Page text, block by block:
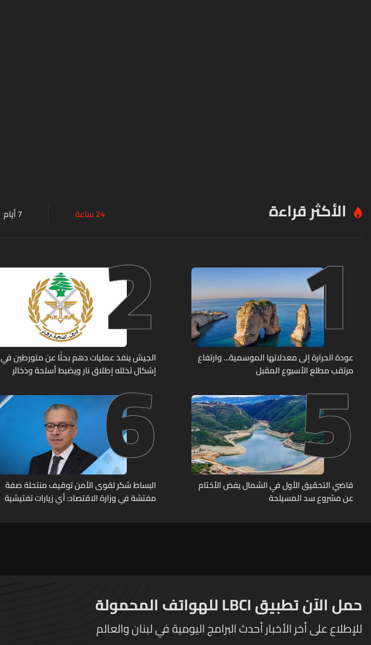
الأكثر قراءة 24 ساعة 7 أيام 1
عودة الحرارة إلى معدلاتها الموسمية... وارتفاع
مرتقب مطلع الأسبوع المقبل
2
الجيش ينفذ عمليات دهم بحثًا عن متورطين في
إشكال تخلله إطلاق نار ويضبط أسلحة وذخائر
5
قاضي التحقيق الأول في الشمال يفض الأختام
عن مشروع سد المسيلحة
6
البساط شكر لقوى الأمن توقيف منتحلة صفة
مفتشة في وزارة الاقتصاد: أي زيارات تفتيشية
حمل الآن تطبيق LBCI للهواتف المحمولة
للإطلاع على أخر الأخبار أحدث البرامج اليومية في لبنان والعالم